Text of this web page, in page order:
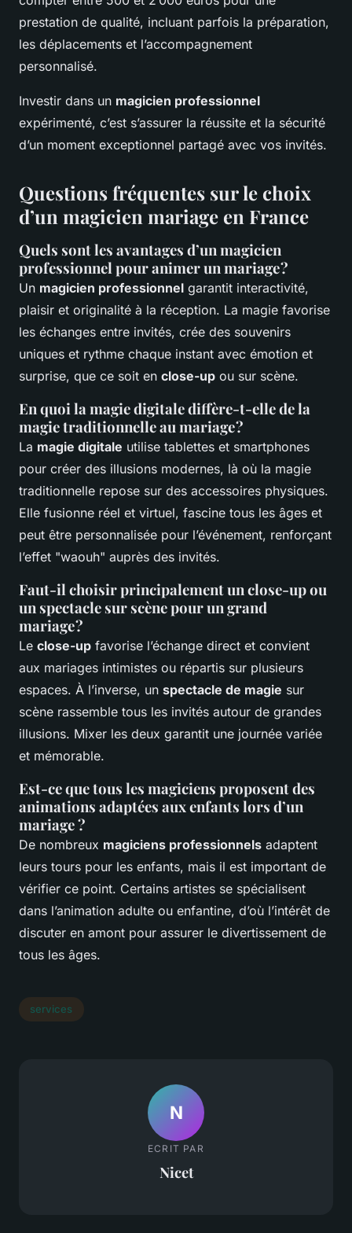
prestation de qualité, incluant parfois la préparation,
les déplacements et l’accompagnement
personnalisé.
Investir dans un magicien professionnel
expérimenté, c’est s’assurer la réussite et la sécurité
d’un moment exceptionnel partagé avec vos invités.
Questions fréquentes sur le choix
d’un magicien mariage en France
Quels sont les avantages d’un magicien
professionnel pour animer un mariage ?
Un magicien professionnel garantit interactivité,
plaisir et originalité à la réception. La magie favorise
les échanges entre invités, crée des souvenirs
uniques et rythme chaque instant avec émotion et
surprise, que ce soit en close-up ou sur scène.
En quoi la magie digitale diffère-t-elle de la
magie traditionnelle au mariage ?
La magie digitale utilise tablettes et smartphones
pour créer des illusions modernes, là où la magie
traditionnelle repose sur des accessoires physiques.
Elle fusionne réel et virtuel, fascine tous les âges et
peut être personnalisée pour l’événement, renforçant
l’effet "waouh" auprès des invités.
Faut-il choisir principalement un close-up ou
un spectacle sur scène pour un grand
mariage ?
Le close-up favorise l’échange direct et convient
aux mariages intimistes ou répartis sur plusieurs
espaces. À l’inverse, un spectacle de magie sur
scène rassemble tous les invités autour de grandes
illusions. Mixer les deux garantit une journée variée
et mémorable.
Est-ce que tous les magiciens proposent des
animations adaptées aux enfants lors d’un
mariage ?
De nombreux magiciens professionnels adaptent
leurs tours pour les enfants, mais il est important de
vérifier ce point. Certains artistes se spécialisent
dans l’animation adulte ou enfantine, d’où l’intérêt de
discuter en amont pour assurer le divertissement de
tous les âges.
services
N
ECRIT PAR
Nicet